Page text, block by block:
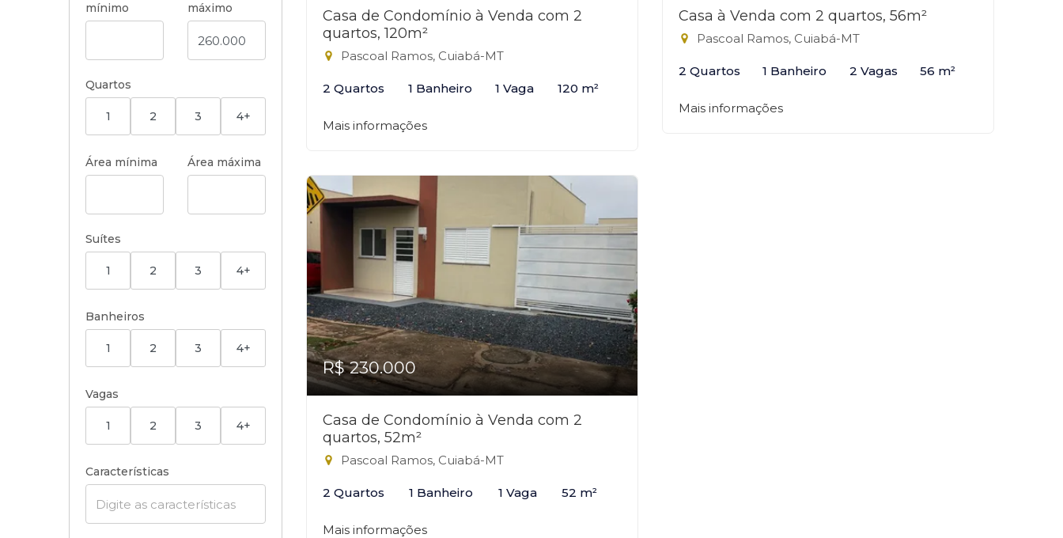
mínimo
máximo
Quartos
1 2 3 4+
Área mínima Área máxima
Suítes
1 2 3 4+
Banheiros
1 2 3 4+
Vagas
1 2 3 4+
Características
Casa de Condomínio à Venda com 2
quartos, 120m²
Pascoal Ramos, Cuiabá-MT
2 Quartos 1 Banheiro 1 Vaga 120 m²
Mais informações
Casa à Venda com 2 quartos, 56m²
Pascoal Ramos, Cuiabá-MT
2 Quartos 1 Banheiro 2 Vagas 56 m²
Mais informações
R$ 230.000
Casa de Condomínio à Venda com 2
quartos, 52m²
Pascoal Ramos, Cuiabá-MT
2 Quartos 1 Banheiro 1 Vaga 52 m²
Mais informações